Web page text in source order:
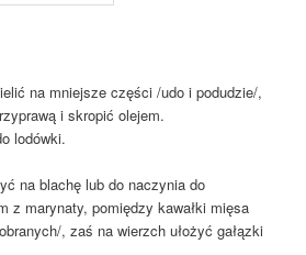
na mniejsze części /udo i podudzie/,
i skropić olejem.
lodówki.
na blachę lub do naczynia do
z marynaty, pomiędzy kawałki mięsa
, zaś na wierzch ułożyć gałązki